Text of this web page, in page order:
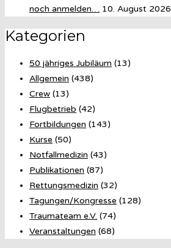
noch anmelden… 10. August 2026
Kategorien
50 jähriges Jubiläum (13)
Allgemein (438)
Crew (13)
Flugbetrieb (42)
Fortbildungen (143)
Kurse (50)
Notfallmedizin (43)
Publikationen (87)
Rettungsmedizin (32)
Tagungen/Kongresse (128)
Traumateam e.V. (74)
Veranstaltungen (68)